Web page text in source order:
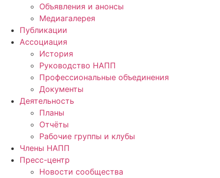
Объявления и анонсы
Медиагалерея
Публикации
Ассоциация
История
Руководство НАПП
Профессиональные объединения
Документы
Деятельность
Планы
Отчёты
Рабочие группы и клубы
Члены НАПП
Пресс-центр
Новости сообщества